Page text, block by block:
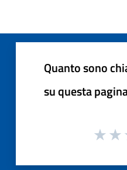
Quanto sono
su questa